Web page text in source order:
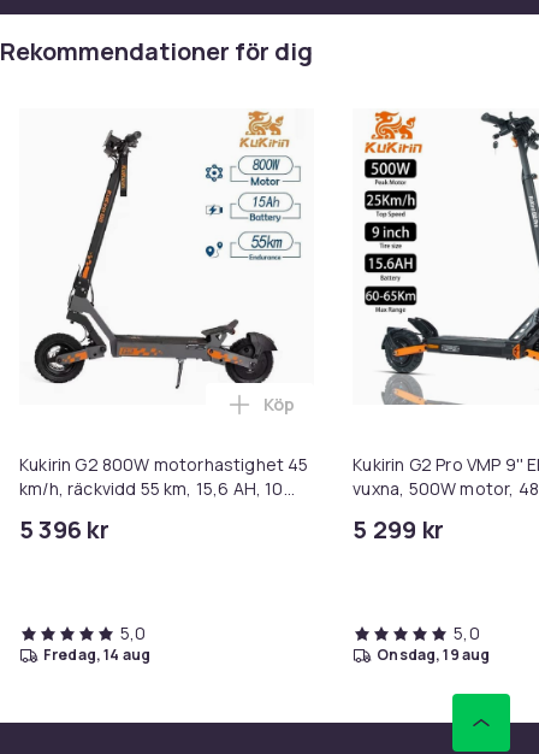
eleganta gåvor. Njut av en trevlig resa! Gåvorna
kommer att skickas separat från vårt lager i Kina.
0775bfe0-6418-51a1-923e-e6dc31916987
Produktsäkerhetsinformation
Rekommendationer för dig
Kukirin G2 800W motorhastighet 45
km/h, räckvidd 55 km, 15,6 AH, 10
elektrisk skoter
5 396 kr
Lägg till Kukirin G2 800W
Köp
5,0
fredag, 14 aug
Kukirin G2 Pro VMP 9''
vuxna, 500W motor,
5 299 kr
5,0
onsdag, 19 aug